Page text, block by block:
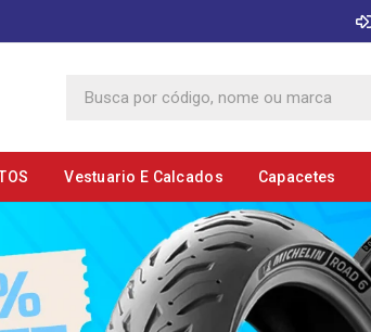
Vestuario E Calcados Capacetes